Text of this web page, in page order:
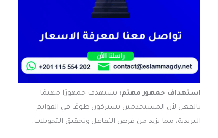
استهداف جمهور مهتم: يستهدف جمهورًا مهتمًا
بالفعل لأن المستخدمين يشتركون طوعًا في القوائم
البريدية، مما يزيد من فرص التفاعل وتحقيق التحويلات.